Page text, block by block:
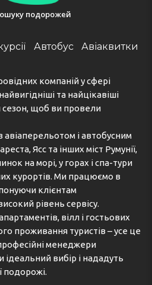
подорожей
Автобус Авіаквитки
компаній у сфері
та найцікавіші
сезон, щоб ви провели
авіаперельотом і автобусним
Ясс та інших міст Румунії,
на морі, у горах і спа-тури
курортів. Ми працюємо в
клієнтам
рівень сервісу.
вілл і гостьових
проживання туристів – усе це
менеджери
вибір і нададуть
подорожі.